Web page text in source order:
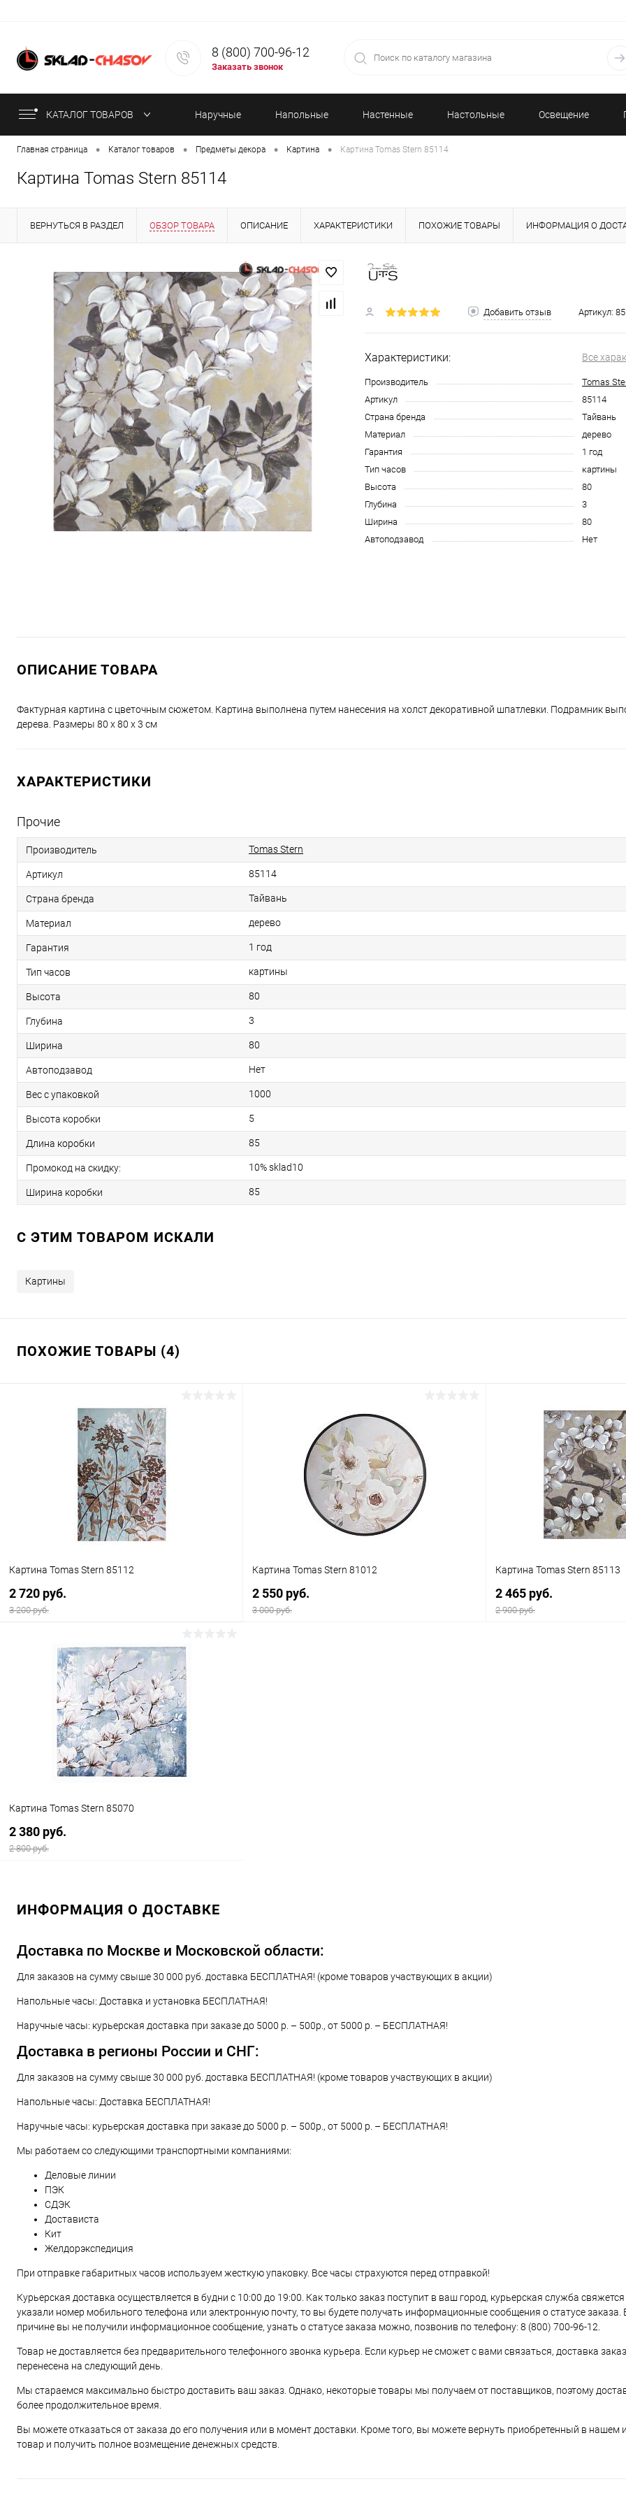
8 (800) 700-96-12
Заказать звонок
КАТАЛОГ ТОВАРОВ Наручные
часы
Напольные
часы
Настенные Настольные Освещение
Главная страница • Каталог товаров • Предметы декора • Картина • Картина Tomas Stern 85114
Картина Tomas Stern 85114
ВЕРНУТЬСЯ В РАЗДЕЛ ОБЗОР ТОВАРА ОПИСАНИЕ ХАРАКТЕРИСТИКИ ПОХОЖИЕ ТОВАРЫ ИНФОРМАЦИЯ О
Добавить отзыв Артикул:
Характеристики: Все
Производитель
Tomas
Артикул
85114
Страна бренда
Тайвань
Материал
дерево
Гарантия
1 год
Тип часов
картины
Высота
80
Глубина
3
Ширина
80
Автоподзавод
Нет
ОПИСАНИЕ ТОВАРА
Фактурная картина с цветочным сюжетом. Картина выполнена путем нанесения на холст декоративной шпатлевки. Подрамник
дерева. Размеры 80 x 80 x 3 см
ХАРАКТЕРИСТИКИ
Прочие
Производитель Tomas Stern
Артикул 85114
Страна бренда Тайвань
Материал дерево
Гарантия 1 год
Тип часов картины
Высота 80
Глубина 3
Ширина 80
Автоподзавод Нет
Вес с упаковкой 1000
Высота коробки 5
Длина коробки 85
Промокод на скидку: 10% sklad10
Ширина коробки 85
C ЭТИМ ТОВАРОМ ИСКАЛИ
Картины
ПОХОЖИЕ ТОВАРЫ (4)
Картина Tomas Stern 85112
2 720 руб.
3 200 руб.
В корзину
Купить в 1 клик Сравнение
В избранное В наличии
Картина Tomas Stern 81012
2 550 руб.
3 000 руб.
Картина Tomas Stern 85113
2 465 руб.
2 900 руб.
Картина Tomas Stern 85070
2 380 руб.
2 800 руб.
В избранное В наличии
ИНФОРМАЦИЯ О ДОСТАВКЕ
Доставка по Москве и Московской области:
Для заказов на сумму свыше 30 000 руб. доставка БЕСПЛАТНАЯ! (кроме товаров участвующих в акции)
Напольные часы: Доставка и установка БЕСПЛАТНАЯ!
Наручные часы: курьерская доставка при заказе до 5000 р. – 500р., от 5000 р. – БЕСПЛАТНАЯ!
Доставка в регионы России и СНГ:
Для заказов на сумму свыше 30 000 руб. доставка БЕСПЛАТНАЯ! (кроме товаров участвующих в акции)
Напольные часы: Доставка БЕСПЛАТНАЯ!
Наручные часы: курьерская доставка при заказе до 5000 р. – 500р., от 5000 р. – БЕСПЛАТНАЯ!
Мы работаем со следующими транспортными компаниями:
Деловые линии
ПЭК
СДЭК
Достависта
Кит
Желдорэкспедиция
При отправке габаритных часов используем жесткую упаковку. Все часы страхуются перед отправкой!
Курьерская доставка осуществляется в будни с 10:00 до 19:00. Как только заказ поступит в ваш город, курьерская служба
указали номер мобильного телефона или электронную почту, то вы будете получать информационные сообщения о статусе заказа.
причине вы не получили информационное сообщение, узнать о статусе заказа можно, позвонив по телефону: 8 (800) 700-96-12.
Товар не доставляется без предварительного телефонного звонка курьера. Если курьер не сможет с вами связаться, доставка
перенесена на следующий день.
Мы стараемся максимально быстро доставить ваш заказ. Однако, некоторые товары мы получаем от поставщиков, поэтому
более продолжительное время.
Вы можете отказаться от заказа до его получения или в момент доставки. Кроме того, вы можете вернуть приобретенный в нашем
товар и получить полное возмещение денежных средств.